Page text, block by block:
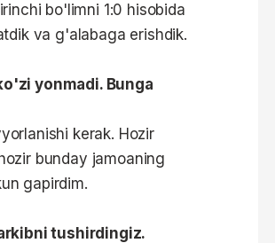
bo'limni 1:0 hisobida
va g'alabaga erishdik.
yonmadi. Bunga
kerak. Hozir
bunday jamoaning
gapirdim.
tushirdingiz.